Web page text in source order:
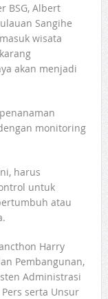
BSG, Albert
Sangihe
wisata
akan menjadi
monitoring
harus
untuk
atau
Harry
Pembangunan,
Administrasi
serta Unsur